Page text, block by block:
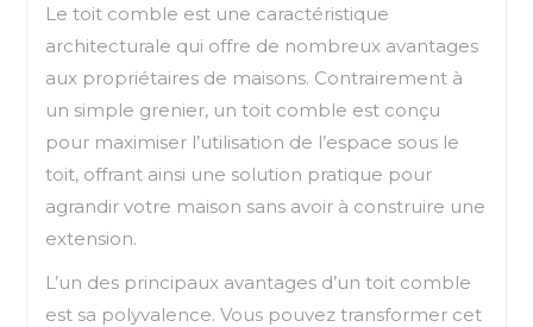
Le toit comble est une caractéristique
architecturale qui offre de nombreux avantages
aux propriétaires de maisons. Contrairement à
un simple grenier, un toit comble est conçu
pour maximiser l’utilisation de l’espace sous le
toit, offrant ainsi une solution pratique pour
agrandir votre maison sans avoir à construire une
extension.
L’un des principaux avantages d’un toit comble
est sa polyvalence. Vous pouvez transformer cet